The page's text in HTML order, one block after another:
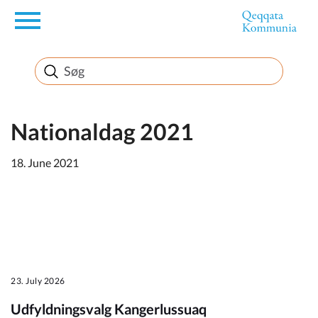
en
Borger
Erhverv
Politik
Kommuneplanen
Nationaldag 2021
18. June 2021
23. July 2026
Udfyldningsvalg Kangerlussuaq